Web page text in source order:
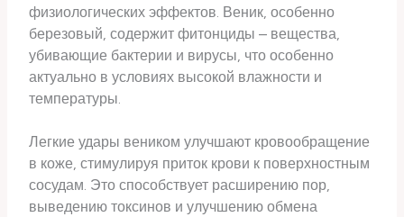
физиологических эффектов. Веник, особенно
березовый, содержит фитонциды – вещества,
убивающие бактерии и вирусы, что особенно
актуально в условиях высокой влажности и
температуры.
Легкие удары веником улучшают кровообращение
в коже, стимулируя приток крови к поверхностным
сосудам. Это способствует расширению пор,
выведению токсинов и улучшению обмена